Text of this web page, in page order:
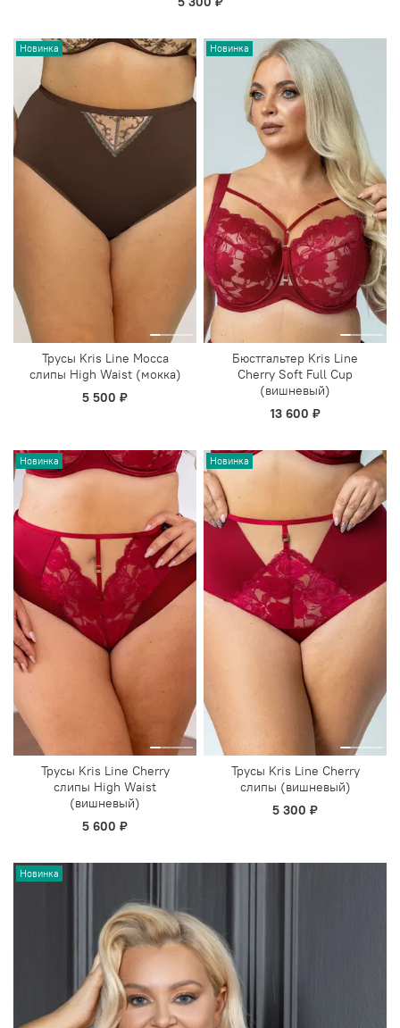
Новинка
Трусы Kris Line Mocca
слипы High Waist (мокка)
5 500 ₽
Новинка
Бюстгальтер Kris Line
Cherry Soft Full Cup
(вишневый)
13 600 ₽
Новинка
Трусы Kris Line Cherry
слипы High Waist
(вишневый)
5 600 ₽
Новинка
Трусы Kris Line Cherry
слипы (вишневый)
5 300 ₽
Новинка